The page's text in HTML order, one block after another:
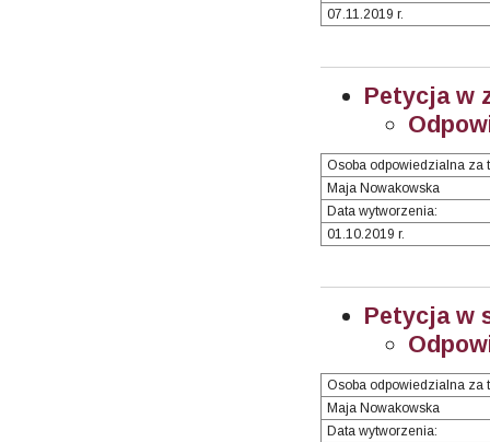
07.11.2019 r.
Petycja w
Osoba odpowiedzialna za
Maja Nowakowska
Data wytworzenia:
01.10.2019 r.
Petycja w
Osoba odpowiedzialna za
Maja Nowakowska
Data wytworzenia: